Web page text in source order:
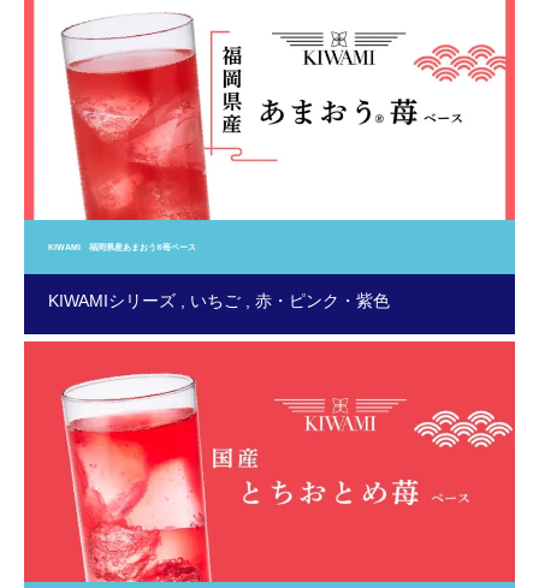
KIWAMI 福岡県産あまおう®苺ベース
KIWAMIシリーズ いちご 赤・ピンク・紫色